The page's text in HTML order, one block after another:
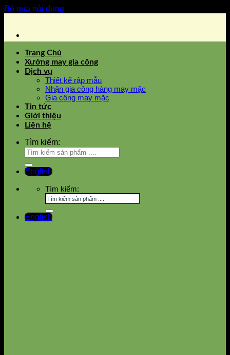
Bỏ qua nội dung
Trang Chủ
Xưởng may gia công
Dịch vụ
Thiết kế rập mẫu
Nhận gia công hàng may mặc
Gia công may mặc
Tin tức
Giới thiệu
Liên hệ
Tìm kiếm:
English
Tìm kiếm:
English